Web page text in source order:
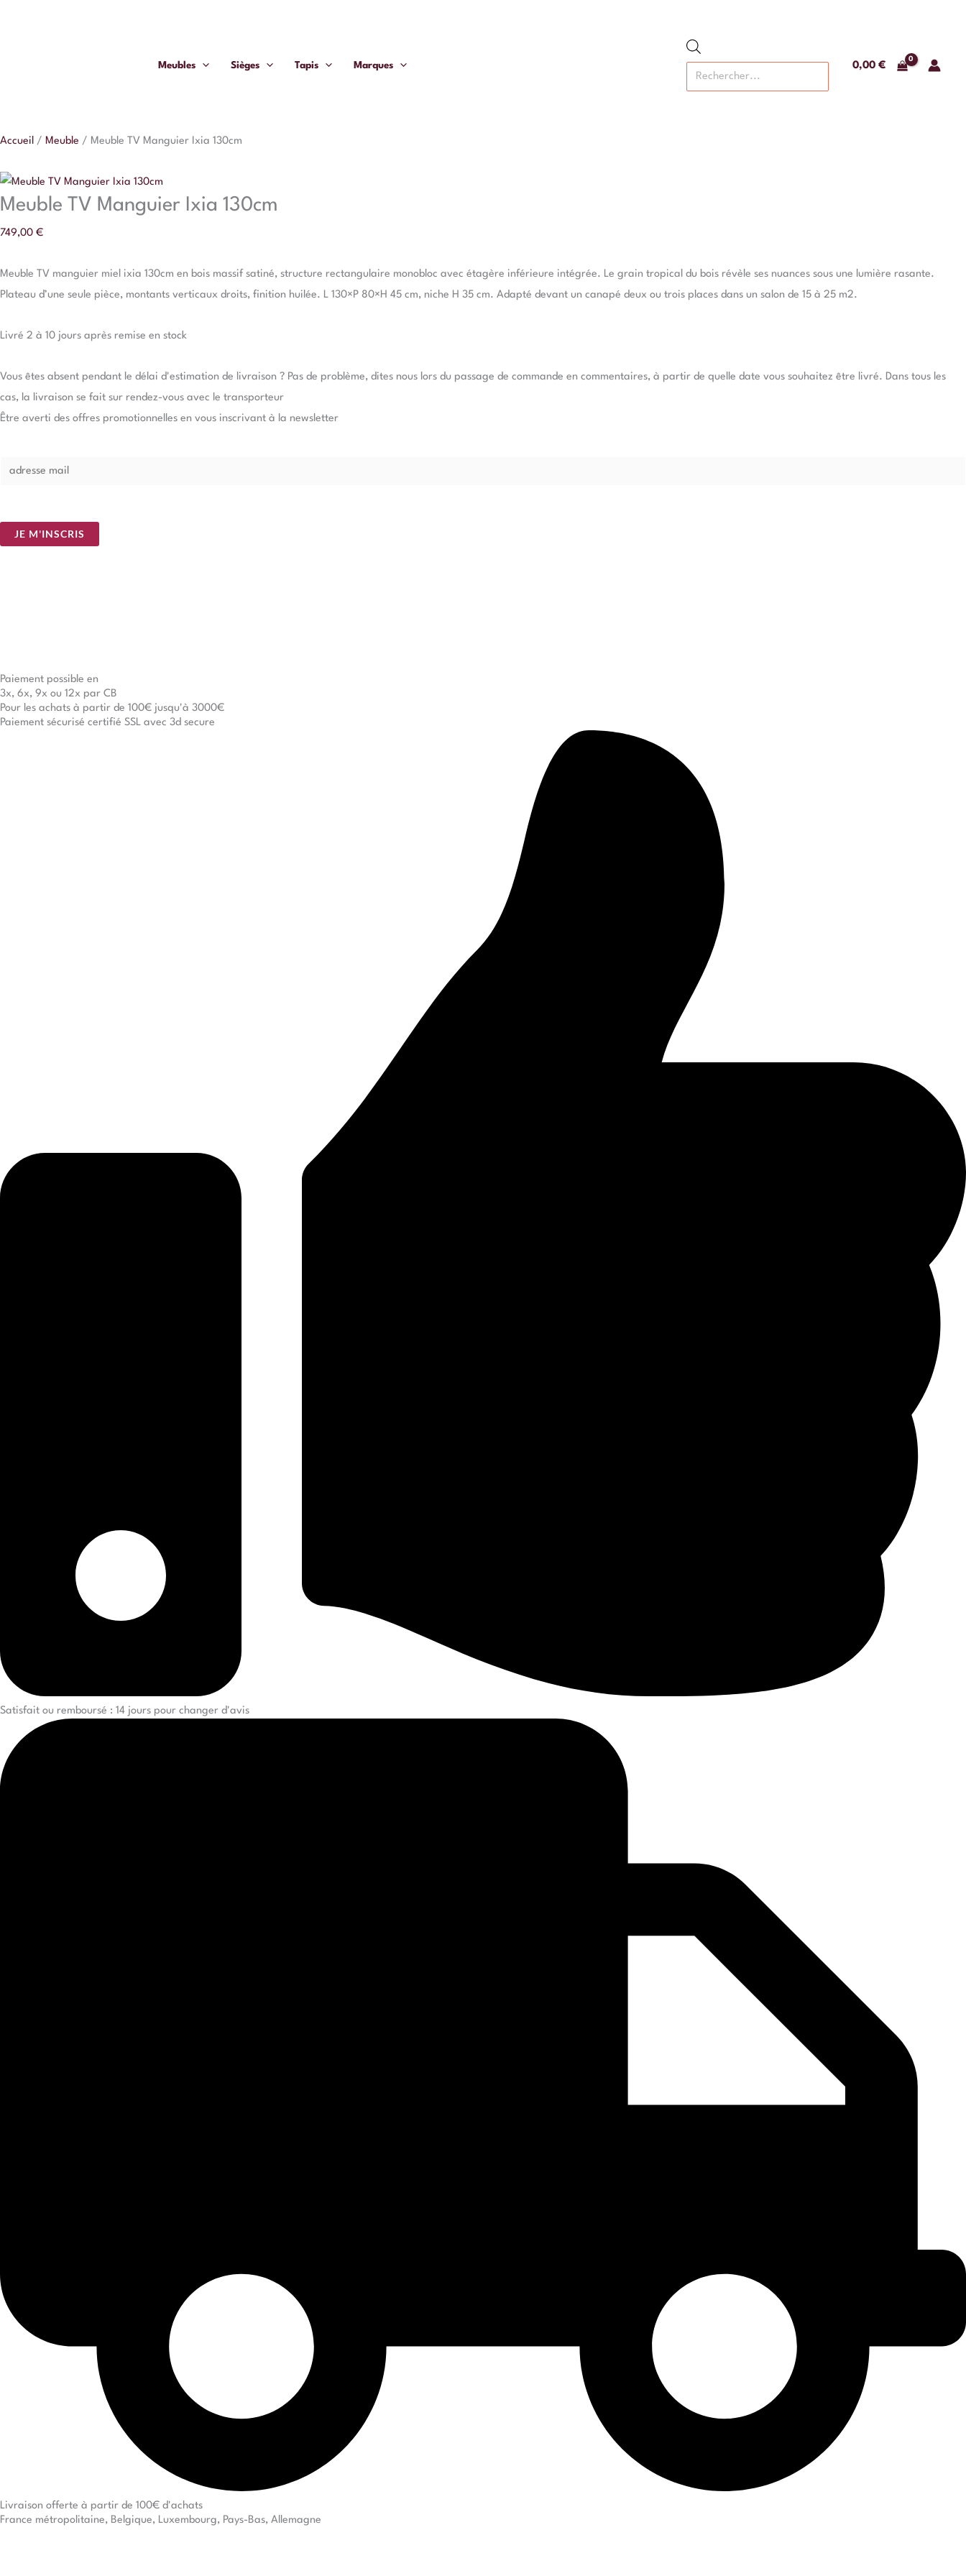
Meubles Sièges Tapis Marques
produits
0,00 €
Accueil / Meuble / Meuble TV Manguier Ixia 130cm
Meuble TV Manguier Ixia 130cm
749,00 €
Meuble TV manguier miel ixia 130cm en bois massif satiné, structure rectangulaire monobloc avec étagère inférieure intégrée. Le grain tropical du bois révèle ses nuances sous une lumière rasante.
Plateau d’une seule pièce, montants verticaux droits, finition huilée. L 130×P 80×H 45 cm, niche H 35 cm. Adapté devant un canapé deux ou trois places dans un salon de 15 à 25 m2.
Livré 2 à 10 jours après remise en stock
Vous êtes absent pendant le délai d'estimation de livraison ? Pas de problème, dites nous lors du passage de commande en commentaires, à partir de quelle date vous souhaitez être livré. Dans tous les
cas, la livraison se fait sur rendez-vous avec le transporteur
Être averti des offres promotionnelles en vous inscrivant à la newsletter
l
JE M'INSCRIS
Paiement possible en
3x, 6x, 9x ou 12x par CB
Pour les achats à partir de 100€ jusqu'à 3000€
Paiement sécurisé certifié SSL avec 3d secure
Satisfait ou remboursé : 14 jours pour changer d'avis
Livraison offerte à partir de 100€ d'achats
France métropolitaine, Belgique, Luxembourg, Pays-Bas, Allemagne